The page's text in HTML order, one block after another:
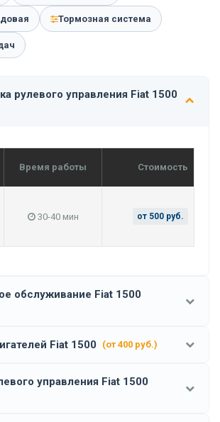
Тормозная система
рулевого управления Fiat 1500
Время работы Стоимость
30-40 мин от 500 руб.
обслуживание Fiat 1500
Fiat 1500 (от 400 руб.)
управления Fiat 1500